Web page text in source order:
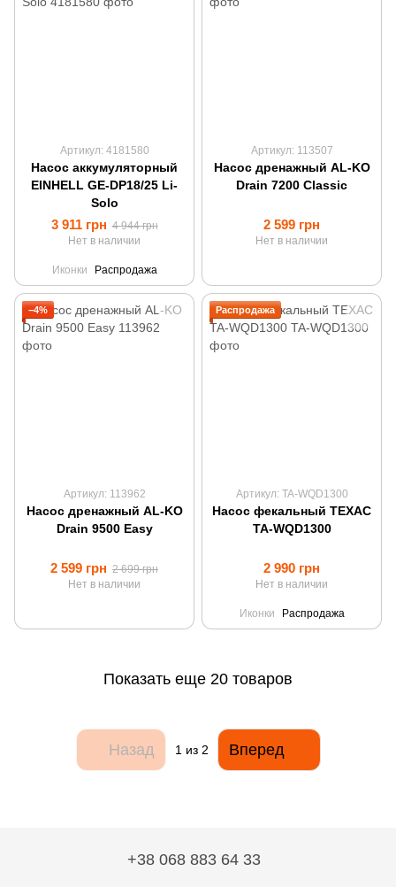
Артикул: 4181580
Насос аккумуляторный
EINHELL GE-DP18/25 Li-
Solo
3 911 грн 4 944 грн
Нет в наличии
Иконки Распродажа
Артикул: 113507
Насос дренажный AL-KO
Drain 7200 Classic
2 599 грн
Нет в наличии
−4%
Артикул: 113962
Насос дренажный AL-KO
Drain 9500 Easy
2 599 грн 2 699 грн
Нет в наличии
Распродажа
Артикул: TA-WQD1300
Насос фекальный ТЕХАС
TA-WQD1300
2 990 грн
Нет в наличии
Иконки Распродажа
Показать еще 20 товаров
Назад 1 из 2 Вперед
+38 068 883 64 33